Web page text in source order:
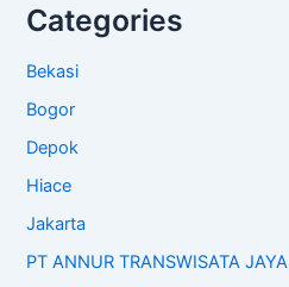
Categories
Bekasi
Bogor
Depok
Hiace
Jakarta
PT ANNUR TRANSWISATA JAYA